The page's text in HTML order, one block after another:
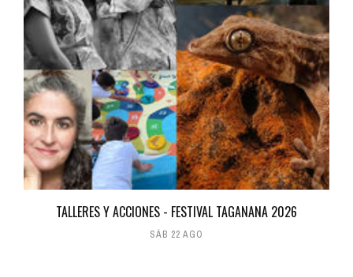
TALLERES Y ACCIONES - FESTIVAL TAGANANA 2026
SÁB 22 AGO